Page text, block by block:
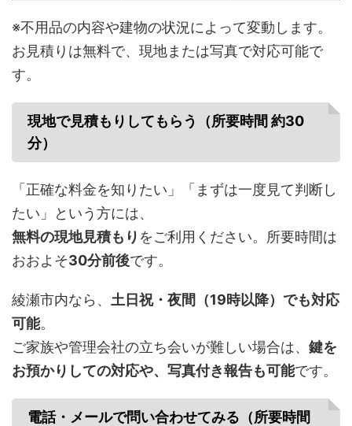
※不用品の内容や建物の状況によって変動します。
お見積りは無料で、現地または写真で対応可能で
す。
現地で見積もりしてもらう（所要時間 約30
分）
「正確な料金を知りたい」「まずは一度見て判断し
たい」という方には、
無料の現地見積もり をご利用ください。所要時間は
おおよそ30分前後です。
綾瀬市内なら、 土日祝・夜間（19時以降）でも対応
可能。
ご家族や管理会社の立ち会いが難しい場合は、 鍵を
お預かりしての対応や、写真付き報告も可能です。
電話・メールで問い合わせてみる（所要時間